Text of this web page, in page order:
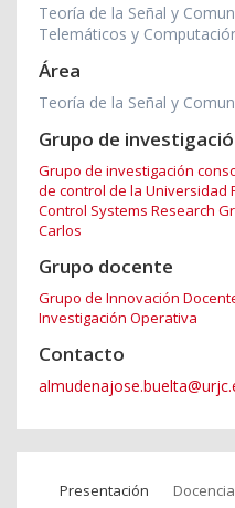
Teoría de la Señal y
Telemáticos y
Área
Teoría de la Señal y
Grupo de
Grupo de investigación
de control de la Universidad
Control Systems Research
Carlos
Grupo docente
Grupo de Innovación
Investigación Operativa
Contacto
Presentación Docencia